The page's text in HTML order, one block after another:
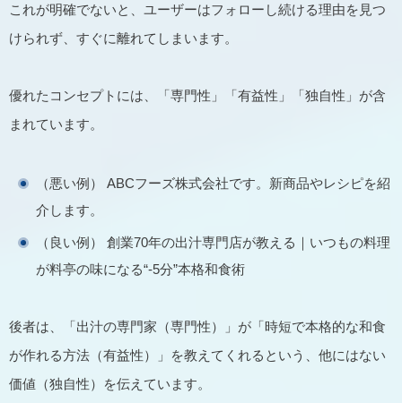
これが明確でないと、ユーザーはフォローし続ける理由を見つ
けられず、すぐに離れてしまいます。
優れたコンセプトには、「専門性」「有益性」「独自性」が含
まれています。
（悪い例） ABCフーズ株式会社です。新商品やレシピを紹
介します。
（良い例） 創業70年の出汁専門店が教える｜いつもの料理
が料亭の味になる“-5分”本格和食術
後者は、「出汁の専門家（専門性）」が「時短で本格的な和食
が作れる方法（有益性）」を教えてくれるという、他にはない
価値（独自性）を伝えています。